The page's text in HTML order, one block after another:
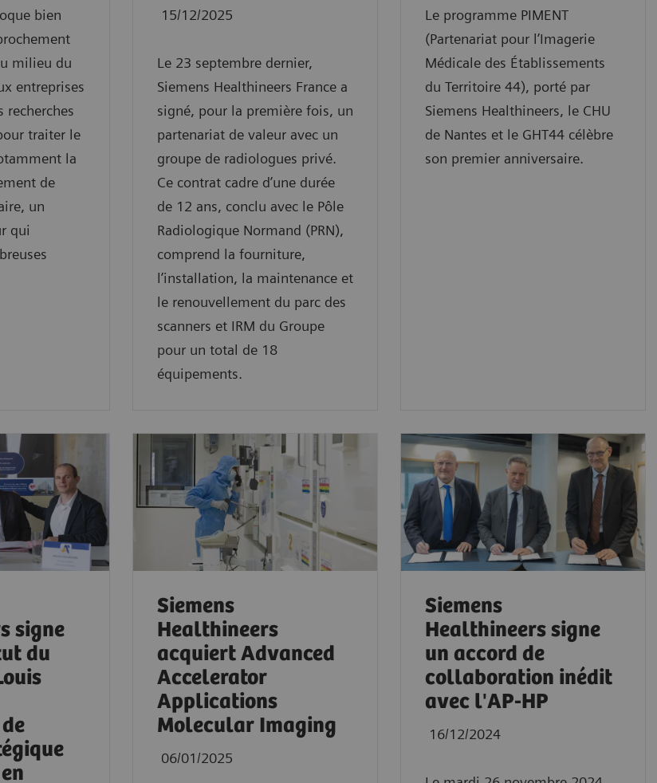
bien
milieu du
entreprises
recherches
traiter le
la
de
un
qui
15/12/2025
Le 23 septembre dernier,
Siemens Healthineers France a
signé, pour la première fois, un
partenariat de valeur avec un
groupe de radiologues privé.
Ce contrat cadre d’une durée
de 12 ans, conclu avec le Pôle
Radiologique Normand (PRN),
comprend la fourniture,
l’installation, la maintenance et
le renouvellement du parc des
scanners et IRM du Groupe
pour un total de 18
équipements.
Le programme PIMENT
(Partenariat pour l’Imagerie
Médicale des Établissements
du Territoire 44), porté par
Siemens Healthineers, le CHU
de Nantes et le GHT44 célèbre
son premier anniversaire.
signe
du
Siemens
Healthineers
acquiert Advanced
Accelerator
Applications
Molecular Imaging
06/01/2025
Siemens
Healthineers signe
un accord de
collaboration inédit
avec l'AP-HP
16/12/2024